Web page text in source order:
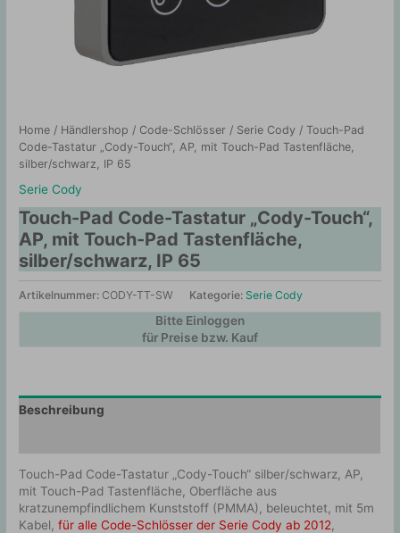
Home / Händlershop / Code-Schlösser / Serie Cody / Touch-Pad
Code-Tastatur „Cody-Touch“, AP, mit Touch-Pad Tastenfläche,
silber/schwarz, IP 65
Serie Cody
Touch-Pad Code-Tastatur „Cody-Touch“,
AP, mit Touch-Pad Tastenfläche,
silber/schwarz, IP 65
Artikelnummer: CODY-TT-SW Kategorie: Serie Cody
Bitte Einloggen
für Preise bzw. Kauf
Beschreibung
Touch-Pad Code-Tastatur „Cody-Touch“ silber/schwarz, AP,
mit Touch-Pad Tastenfläche, Oberfläche aus
kratzunempfindlichem Kunststoff (PMMA), beleuchtet, mit 5m
Kabel, für alle Code-Schlösser der Serie Cody ab 2012